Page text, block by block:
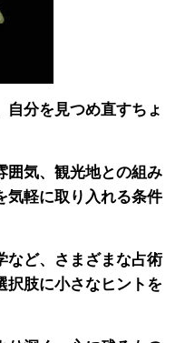
自分を見つめ直すちょ
囲気、観光地との組み
気軽に取り入れる条件
など、さまざまな占術
択肢に小さなヒントを